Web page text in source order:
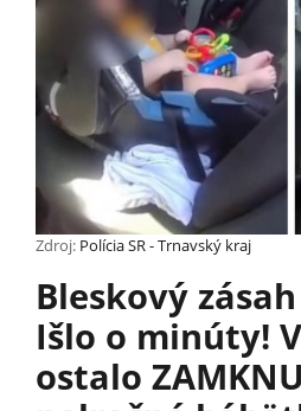
Zdroj: Polícia SR - Trnavský kraj
Bleskový
Išlo o minúty!
ostalo